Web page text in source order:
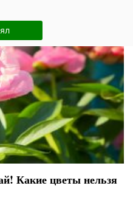
Какие цветы нельзя